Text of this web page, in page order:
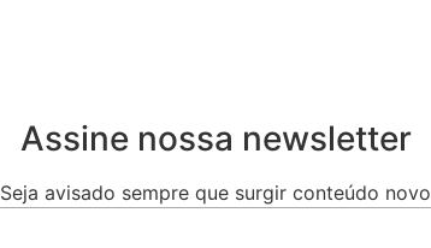
Assine nossa newsletter
Seja avisado sempre que surgir conteúdo novo